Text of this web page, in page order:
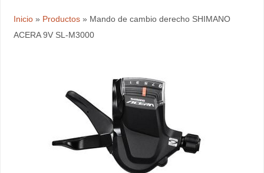
Inicio» Productos» Mando de cambio derecho SHIMANO
ACERA 9V SL-M3000